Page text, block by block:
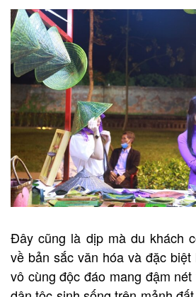
Đây cũng là dịp mà du khách
về bản sắc văn hóa và đặc
vô cùng độc đáo mang đậm